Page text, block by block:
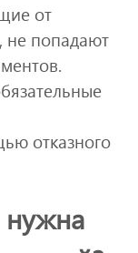
от
не попадают
отказного
нужна